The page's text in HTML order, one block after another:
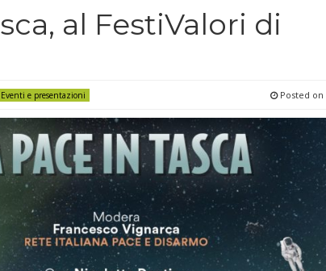
al FestiValori di
Eventi e presentazioni Posted on